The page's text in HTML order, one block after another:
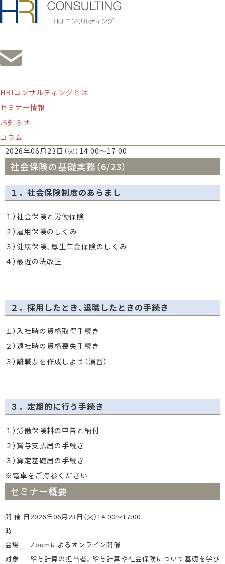
HRIコンサルティングとは
セミナー情報
お知らせ
コラム
社会保険の基礎実務（6/23）
オンライン研修
2026年06月23日（火）14:00〜17:00
社会保険の基礎実務（6/23）
１．社会保険制度のあらまし
１）社会保険と労働保険
２）雇用保険のしくみ
３）健康保険、厚生年金保険のしくみ
４）最近の法改正
２．採用したとき、退職したときの手続き
１）入社時の資格取得手続き
２）退社時の資格喪失手続き
３）離職票を作成しよう（演習）
３．定期的に行う手続き
１）労働保険料の申告と納付
２）賞与支払届の手続き
３）算定基礎届の手続き
※電卓をご持参ください
セミナー概要
開催日
時
2026年06月23日（火）14:00〜17:00
会場
Zoomによるオンライン開催
対象
給与計算の担当者。給与計算や社会保険について基礎を学び